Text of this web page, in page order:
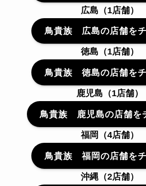
広島（1店舗）
鳥貴族 広島の店舗を
徳島（1店舗）
鳥貴族 徳島の店舗を
鹿児島（1店舗）
鳥貴族 鹿児島の店舗を
福岡（4店舗）
鳥貴族 福岡の店舗を
沖縄（2店舗）